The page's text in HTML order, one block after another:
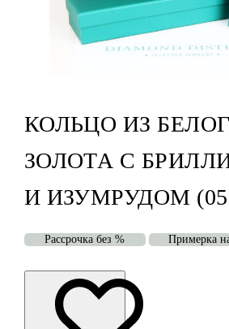
КОЛЬЦО ИЗ
ЗОЛОТА С
И ИЗУМРУДОМ
Рассрочка без % Примерка